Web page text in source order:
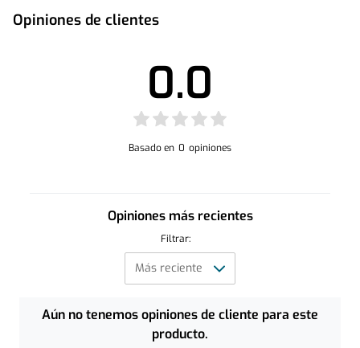
Opiniones de clientes
0.0
Basado en 0 opiniones
Opiniones más recientes
Filtrar:
Aún no tenemos opiniones de cliente para este
producto.